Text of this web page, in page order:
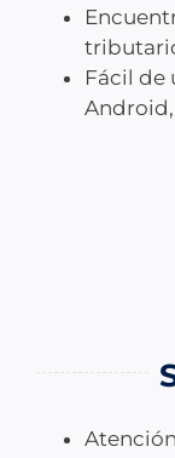
Fácil de
Android,